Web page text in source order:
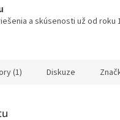
a skúsenosti už od roku
(1) Diskuze